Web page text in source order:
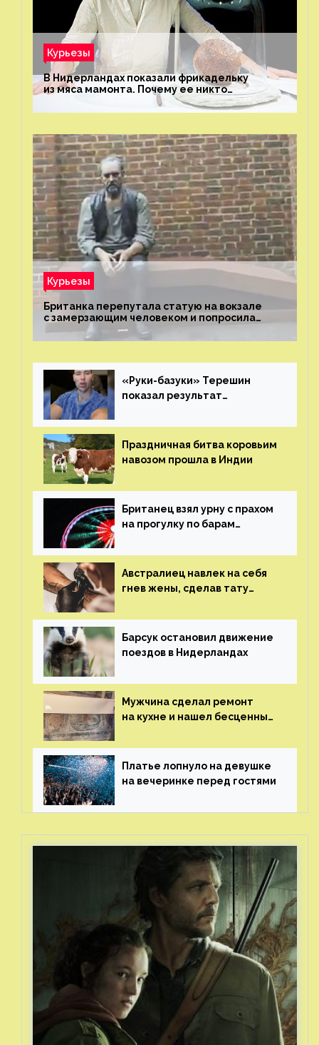
Курьезы
В Нидерландах показали фрикадельку
из мяса мамонта. Почему ее никто
Курьезы
Британка перепутала статую на вокзале
с замерзающим человеком и попросила
о помощи
«Руки-базуки» Терешин
показал результат
Праздничная битва коровьим
навозом прошла в Индии
Британец взял урну с прахом
на прогулку по барам
Австралиец навлек на себя
гнев жены, сделав тату
Барсук остановил движение
поездов в Нидерландах
Мужчина сделал ремонт
на кухне и нашел бесценные
Платье лопнуло на девушке
на вечеринке перед гостями